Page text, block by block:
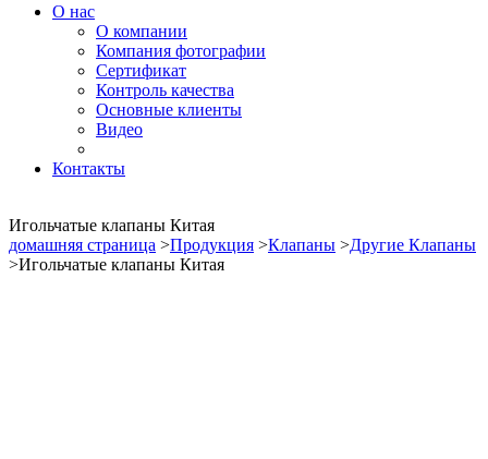
О нас
О компании
Компания фотографии
Сертификат
Контроль качества
Основные клиенты
Видео
Контакты
Игольчатые клапаны Китая
домашняя страница >Продукция >Клапаны >Другие Клапаны
>Игольчатые клапаны Китая